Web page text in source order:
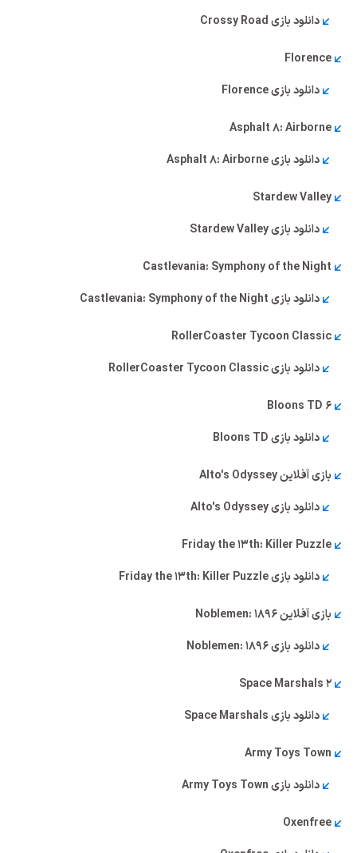
دانلود بازی Crossy Road
Florence
دانلود بازی Florence
Asphalt 8: Airborne
دانلود بازی Asphalt 8: Airborne
Stardew Valley
دانلود بازی Stardew Valley
Castlevania: Symphony of the Night
دانلود بازی Castlevania: Symphony of the Night
RollerCoaster Tycoon Classic
دانلود بازی RollerCoaster Tycoon Classic
Bloons TD 6
دانلود بازی Bloons TD
بازی آفلاین Alto's Odyssey
دانلود بازی Alto's Odyssey
Friday the 13th: Killer Puzzle
دانلود بازی Friday the 13th: Killer Puzzle
بازی آفلاین Noblemen: 1896
دانلود بازی Noblemen: 1896
Space Marshals 2
دانلود بازی Space Marshals
Army Toys Town
دانلود بازی Army Toys Town
Oxenfree